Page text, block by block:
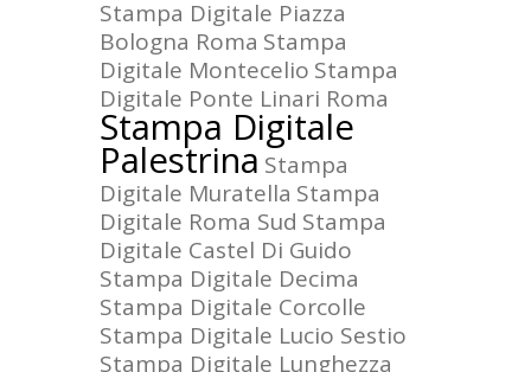
Stampa Digitale Piazza
Bologna Roma Stampa
Digitale Montecelio Stampa
Digitale Ponte Linari Roma
Stampa Digitale
Palestrina Stampa
Digitale Muratella Stampa
Digitale Roma Sud Stampa
Digitale Castel Di Guido
Stampa Digitale Decima
Stampa Digitale Corcolle
Stampa Digitale Lucio Sestio
Stampa Digitale Lunghezza